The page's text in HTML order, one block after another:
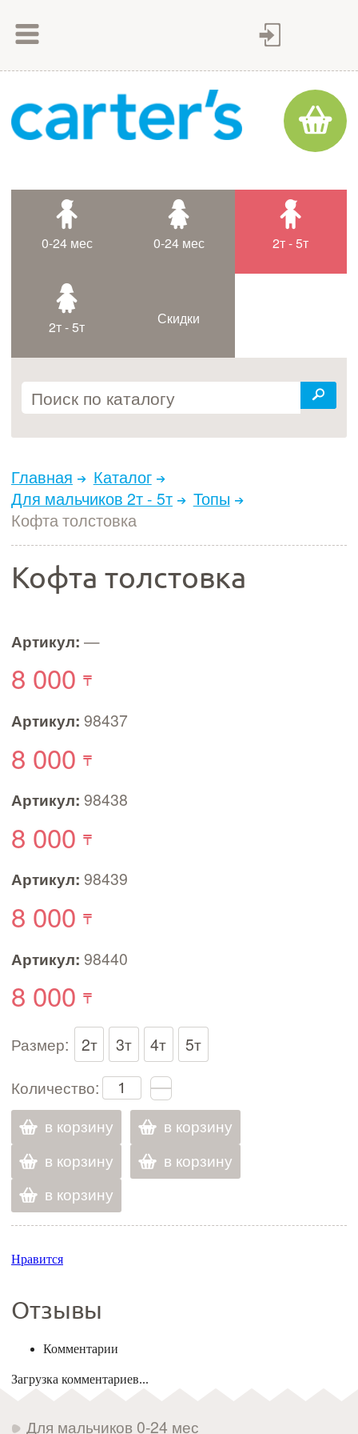
Как оплатить
Доставка товара
Контакты
0-24 мес 0-24 мес 2т - 5т
2т - 5т Скидки
Главная
Каталог
Для мальчиков 2т - 5т
Топы
Кофта толстовка
Кофта толстовка
Артикул: —
8 000
Артикул: 98437
8 000
Артикул: 98438
8 000
Артикул: 98439
8 000
Артикул: 98440
8 000
Размер: 2т 3т 4т
5т
Количество:
в корзину
в корзину
в корзину
в корзину
в корзину
Нравится
Отзывы
Комментарии
Загрузка комментариев...
Для мальчиков 0-24 мес